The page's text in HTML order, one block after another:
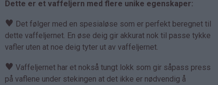
Dette er et vaffeljern med flere unike egenskaper:
♥ Det følger med en spesialøse som er perfekt beregnet til
dette vaffeljernet. En øse deig gir akkurat nok til passe tykke
vafler uten at noe deig tyter ut av vaffeljernet.
♥ Vaffeljernet har et nokså tungt lokk som gir såpass press
på vaflene under stekingen at det ikke er nødvendig å